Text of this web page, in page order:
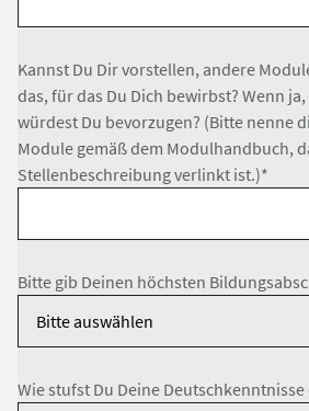
Kannst Du Dir vorstellen, andere
das, für das Du Dich bewirbst? Wenn
würdest Du bevorzugen? (Bitte nenne
Module gemäß dem Modulhandbuch,
Stellenbeschreibung verlinkt ist.)*
Bitte gib Deinen höchsten
Wie stufst Du Deine Deutschkenntnisse